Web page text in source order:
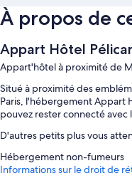
À propos de
Appart Hôtel
Appart'hôtel à proximité de
Situé à proximité des
Paris, l'hébergement Appart
pouvez rester connecté avec
D'autres petits plus vous
Hébergement non-fumeurs
Informations sur le droit de